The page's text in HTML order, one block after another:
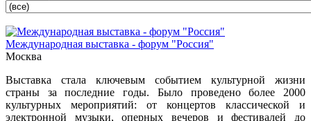
Международная выставка - форум "Россия"
Москва
Выставка стала ключевым событием культурной жизни
страны за последние годы. Было проведено более 2000
культурных мероприятий: от концертов классической и
электронной музыки, оперных вечеров и фестивалей до